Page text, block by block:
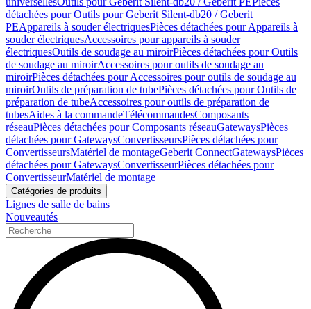
détachées pour Outils pour Geberit Silent-db20 / Geberit
PEAppareils à souder électriquesPièces détachées pour Appareils à
souder électriquesAccessoires pour appareils à souder
électriquesOutils de soudage au miroirPièces détachées pour Outils
de soudage au miroirAccessoires pour outils de soudage au
miroirPièces détachées pour Accessoires pour outils de soudage au
miroirOutils de préparation de tubePièces détachées pour Outils de
préparation de tubeAccessoires pour outils de préparation de
tubesAides à la commandeTélécommandesComposants
réseauPièces détachées pour Composants réseauGatewaysPièces
détachées pour GatewaysConvertisseursPièces détachées pour
ConvertisseursMatériel de montageGeberit ConnectGatewaysPièces
détachées pour GatewaysConvertisseurPièces détachées pour
ConvertisseurMatériel de montage
Catégories de produits
Lignes de salle de bains
Nouveautés